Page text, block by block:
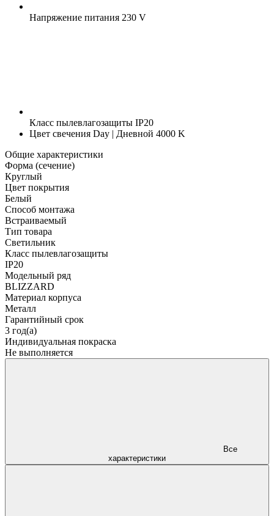
Напряжение питания 230 V
Класс пылевлагозащиты IP20
Цвет свечения Day | Дневной 4000 K
Общие характеристики
Форма (сечение)
Круглый
Цвет покрытия
Белый
Способ монтажа
Встраиваемый
Тип товара
Светильник
Класс пылевлагозащиты
IP20
Модельный ряд
BLIZZARD
Материал корпуса
Металл
Гарантийный срок
3 год(а)
Индивидуальная покраска
Не выполняется
характеристики